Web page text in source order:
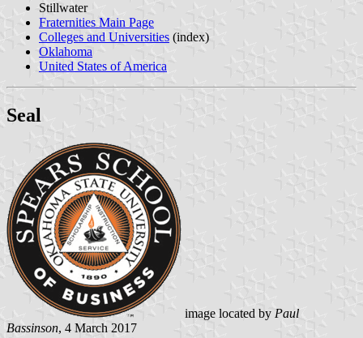
Stillwater
Fraternities Main Page
Colleges and Universities (index)
Oklahoma
United States of America
Seal
image located by Paul
Bassinson, 4 March 2017